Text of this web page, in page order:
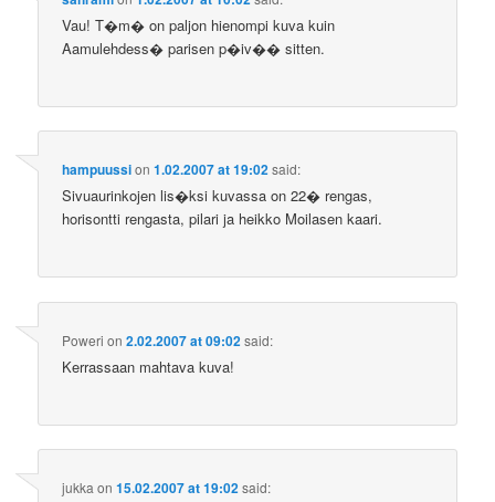
Vau! T�m� on paljon hienompi kuva kuin
Aamulehdess� parisen p�iv�� sitten.
hampuussion1.02.2007 at 19:02said:
Sivuaurinkojen lis�ksi kuvassa on 22� rengas,
horisontti rengasta, pilari ja heikko Moilasen kaari.
Poweri on2.02.2007 at 09:02said:
Kerrassaan mahtava kuva!
jukka on15.02.2007 at 19:02said: